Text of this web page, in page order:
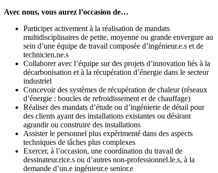
Avec nous, vous aurez l’occasion de…
Participer activement à la réalisation de mandats
multidisciplinaires de petite, moyenne ou grande envergure au
sein d’une équipe de travail composée d’ingénieur.e.s et de
technicien.ne.s
Collaborer avec l’équipe sur des projets d’innovation liés à la
décarbonisation et à la récupération d’énergie dans le secteur
industriel
Concevoir des systèmes de récupération de chaleur (réseaux
d’énergie : boucles de refroidissement et de chauffage)
Réaliser des mandats d’étude ou d’ingénierie de détail pour
des clients ayant des installations existantes ou désirant
agrandir ou construire des installations
Assister le personnel plus expérimenté dans des aspects
techniques de tâches plus complexes
Exercer, à l’occasion, une coordination du travail de
dessinateur.rice.s ou d’autres non-professionnel.le.s, à la
demande d’un.e ingénieur.e senior.e